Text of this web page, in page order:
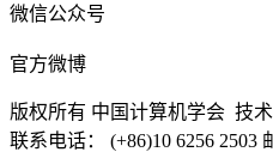
微信公众号
官方微博
版权所有 中国计算机学会 技
联系电话： (+86)10 6256 2503